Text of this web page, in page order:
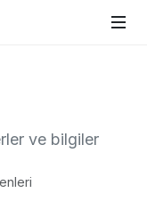
ve bilgiler